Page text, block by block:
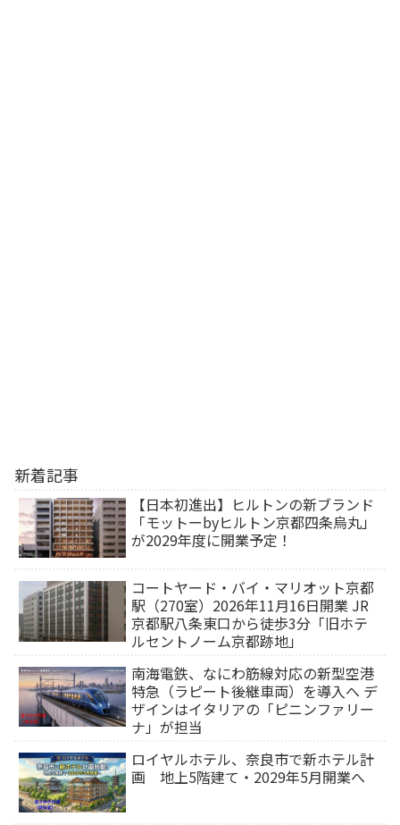
新着記事
【日本初進出】ヒルトンの新ブランド
「モットーbyヒルトン京都四条烏丸」
が2029年度に開業予定！
コートヤード・バイ・マリオット京都
駅（270室）2026年11月16日開業 JR
京都駅八条東口から徒歩3分「旧ホテ
ルセントノーム京都跡地」
南海電鉄、なにわ筋線対応の新型空港
特急（ラピート後継車両）を導入へ デ
ザインはイタリアの「ピニンファリー
ナ」が担当
ロイヤルホテル、奈良市で新ホテル計
画 地上5階建て・2029年5月開業へ